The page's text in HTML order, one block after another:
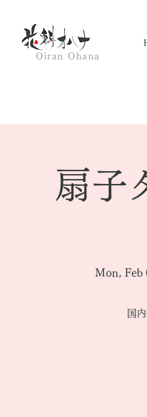
Oiran Ohana
扇子
Mon, Feb
国